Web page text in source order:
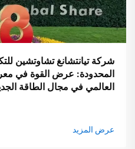
شركة تيانتشانغ تشاوتشين
المحدودة: عرض القوة في
العالمي في مجال الطاقة
عرض المزيد